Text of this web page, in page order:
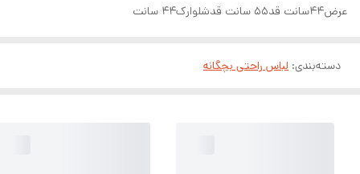
عرض۴۴سانت قد۵۵ سانت قدشلوارک۴۴ سانت
دسته‌بندی: لباس راحتی بچگانه